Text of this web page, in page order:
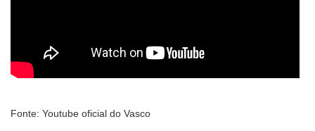
Fonte: Youtube oficial do Vasco